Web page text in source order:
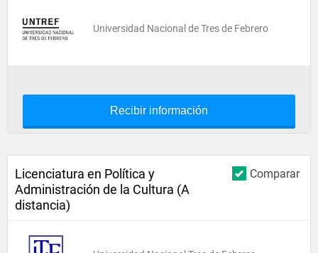
Universidad Nacional de Tres de Febrero
Recibir información
Comparar
Licenciatura en Política y
Administración de la Cultura (A
distancia)